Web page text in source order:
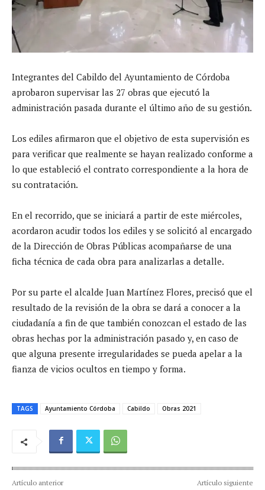
Integrantes del Cabildo del Ayuntamiento de Córdoba
aprobaron supervisar las 27 obras que ejecutó la
administración pasada durante el último año de su gestión.
Los ediles afirmaron que el objetivo de esta supervisión es
para verificar que realmente se hayan realizado conforme a
lo que estableció el contrato correspondiente a la hora de
su contratación.
En el recorrido, que se iniciará a partir de este miércoles,
acordaron acudir todos los ediles y se solicitó al encargado
de la Dirección de Obras Públicas acompañarse de una
ficha técnica de cada obra para analizarlas a detalle.
Por su parte el alcalde Juan Martínez Flores, precisó que el
resultado de la revisión de la obra se dará a conocer a la
ciudadanía a fin de que también conozcan el estado de las
obras hechas por la administración pasado y, en caso de
que alguna presente irregularidades se pueda apelar a la
fianza de vicios ocultos en tiempo y forma.
TAGS Ayuntamiento Córdoba Cabildo Obras 2021
Artículo anterior Artículo siguiente